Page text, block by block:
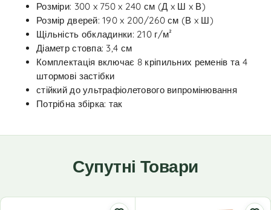
Розміри: 300 x 750 x 240 см (Д x Ш x В)
Розмір дверей: 190 x 200/260 см (В x Ш)
Щільність обкладинки: 210 г/м²
Діаметр стовпа: 3,4 см
Комплектація включає 8 кріпильних ременів та 4
штормові застібки
стійкий до ультрафіолетового випромінювання
Потрібна збірка: так
Супутні Товари